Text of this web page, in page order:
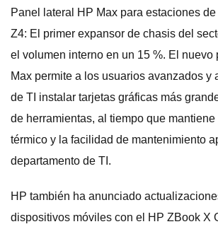
Panel lateral HP Max para estaciones
Z4: El primer expansor de chasis del
el volumen interno en un 15 %. El nuevo
Max permite a los usuarios avanzados y
de TI instalar tarjetas gráficas más
de herramientas, al tiempo que
térmico y la facilidad de mantenimiento
departamento de TI.
HP también ha anunciado
dispositivos móviles con el HP ZBook X